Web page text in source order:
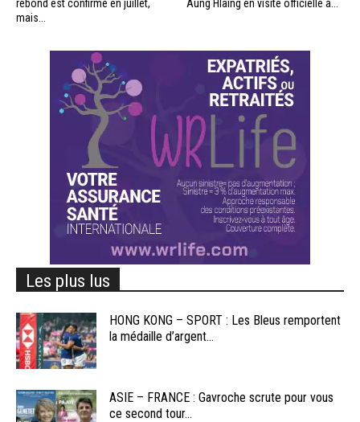
rebond est confirmé en juillet,
mais...
Aung Hlaing en visite officielle à...
Les plus lus
HONG KONG – SPORT : Les Bleus remportent
la médaille d’argent...
ASIE – FRANCE : Gavroche scrute pour vous
ce second tour...